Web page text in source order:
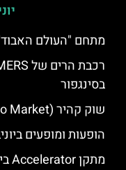
מתחם "העולם האבוד"
בסינגפור
שוק קהיר (Cairo Market) באולפני יוניברסל בסינגפור
הופעות ומופעים
מתקן Accelerator ביוניברסל סטודיו בסינגפור